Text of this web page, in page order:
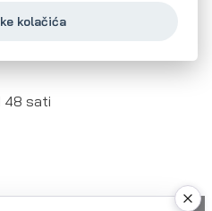
48 sati
kolačića